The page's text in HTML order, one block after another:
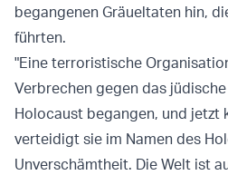
begangenen Gräueltaten hin,
führten.
"Eine terroristische
Verbrechen gegen das
Holocaust begangen, und jetzt
verteidigt sie im Namen des
Unverschämtheit. Die Welt ist